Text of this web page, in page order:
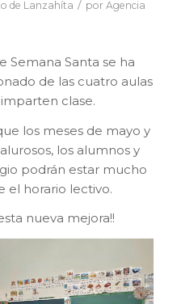
de Lanzahíta / por Agencia
Semana Santa se ha
de las cuatro aulas
clase.
los meses de mayo y
los alumnos y
podrán estar mucho
el horario lectivo.
nueva mejora!!